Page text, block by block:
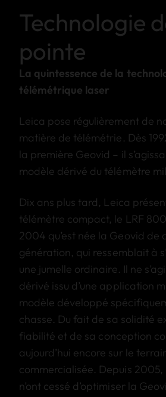
Technologie
pointe
La quintessence de la
télémétrique laser
Leica pose régulièrement de
matière de télémétrie. Dès
la première Geovid – il
modèle dérivé du télémètre
Dix ans plus tard, Leica
télémètre compact, le LRF
2004 qu’est née la Geovid de
génération, qui ressemblait à
une jumelle ordinaire. Il ne
dérivé issu d’une application
modèle développé
chasse. Du fait de sa solidité
fiabilité et de sa conception
aujourd’hui encore sur le
commercialisée. Depuis 2005,
n’ont cessé d’optimiser la